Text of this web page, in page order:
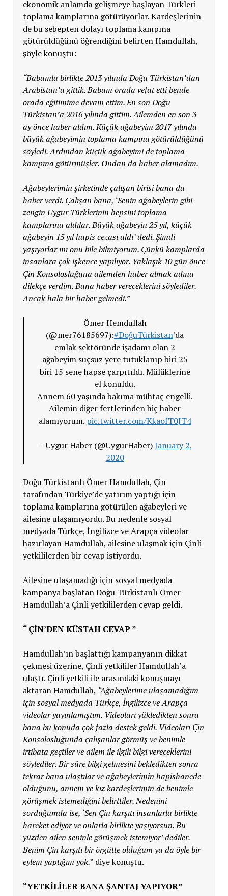
ekonomik anlamda gelişmeye başlayan Türkleri
toplama kamplarına götürüyorlar. Kardeşlerinin
de bu sebepten dolayı toplama kampına
götürüldüğünü öğrendiğini belirten Hamdullah,
şöyle konuştu:
“Babamla birlikte 2013 yılında Doğu Türkistan’dan
Arabistan’a gittik. Babam orada vefat etti bende
orada eğitimime devam ettim. En son Doğu
Türkistan’a 2016 yılında gittim. Ailemden en son 3
ay önce haber aldım. Küçük ağabeyim 2017 yılında
büyük ağabeyimin toplama kampına götürüldüğünü
söyledi. Ardından küçük ağabeyimi de toplama
kampına götürmüşler. Ondan da haber alamadım.
Ağabeylerimin şirketinde çalışan birisi bana da
haber verdi. Çalışan bana, ‘Senin ağabeylerin gibi
zengin Uygur Türklerinin hepsini toplama
kamplarına aldılar. Büyük ağabeyin 25 yıl, küçük
ağabeyin 15 yıl hapis cezası aldı’ dedi. Şimdi
yaşıyorlar mı onu bile bilmiyorum. Çünkü kamplarda
insanlara çok işkence yapılıyor. Yaklaşık 10 gün önce
Çin Konsolosluğuna ailemden haber almak adına
dilekçe verdim. Bana haber vereceklerini söylediler.
Ancak hala bir haber gelmedi.”
Ömer Hemdullah
(@mer76185697):#DoğuTürkistan'da
emlak sektöründe işadamı olan 2
ağabeyim suçsuz yere tutuklanıp biri 25
biri 15 sene hapse çarpıtıldı. Mülüklerine
el konuldu.
Annem 60 yaşında bakıma mühtaç engelli.
Ailemin diğer fertlerinden hiç haber
alamıyorum. pic.twitter.com/KkaofT0JT4
— Uygur Haber (@UygurHaber)January 2,
2020
Doğu Türkistanlı Ömer Hamdullah, Çin
tarafından Türkiye’de yatırım yaptığı için
toplama kamplarına götürülen ağabeyleri ve
ailesine ulaşamıyordu. Bu nedenle sosyal
medyada Türkçe, İngilizce ve Arapça videolar
hazırlayan Hamdullah, ailesine ulaşmak için Çinli
yetkililerden bir cevap istiyordu.
Ailesine ulaşamadığı için sosyal medyada
kampanya başlatan Doğu Türkistanlı Ömer
Hamdullah’a Çinli yetkililerden cevap geldi.
“ ÇİN’DEN KÜSTAH CEVAP ”
Hamdullah’ın başlattığı kampanyanın dikkat
çekmesi üzerine, Çinli yetkililer Hamdullah’a
ulaştı. Çinli yetkili ile arasındaki konuşmayı
aktaran Hamdullah, “Ağabeylerime ulaşamadığım
için sosyal medyada Türkçe, İngilizce ve Arapça
videolar yayınlamıştım. Videoları yükledikten sonra
bana bu konuda çok fazla destek geldi. Videoları Çin
Konsolosluğunda çalışanlar görmüş ve benimle
irtibata geçtiler ve ailem ile ilgili bilgi vereceklerini
söylediler. Bir süre bilgi gelmesini bekledikten sonra
tekrar bana ulaştılar ve ağabeylerimin hapishanede
olduğunu, annem ve kız kardeşlerimin de benimle
görüşmek istemediğini belirttiler. Nedenini
sorduğumda ise, ‘Sen Çin karşıtı insanlarla birlikte
hareket ediyor ve onlarla birlikte yaşıyorsun. Bu
yüzden ailen seninle görüşmek istemiyor’ dediler.
Benim Çin karşıtı bir örgütte olduğum ya da öyle bir
eylem yaptığım yok.” diye konuştu.
“YETKİLİLER BANA ŞANTAJ YAPIYOR”